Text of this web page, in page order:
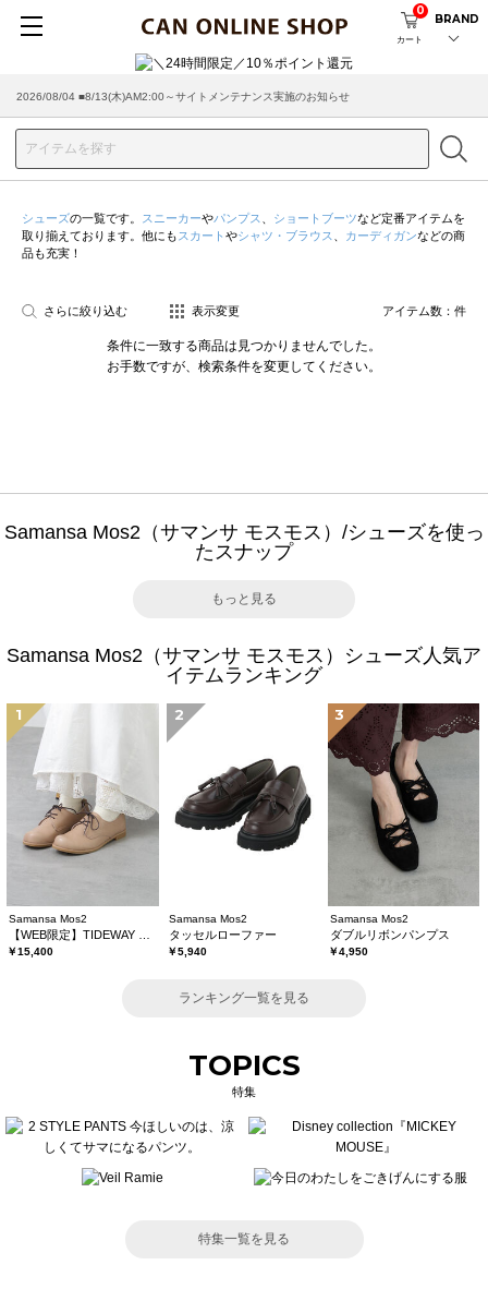
カート
0
BRAND
2026/08/04 ■8/13(木)AM2:00～サイトメンテナンス実施のお知らせ
2026/03/18 ■店舗受け取りサービスのご案内
シューズの一覧です。 スニーカーやパンプス ショートブーツなど定番アイテムを
取り揃えております。他にも スカート やシャツ・ブラウス カーディガンなどの商
品も充実！
さらに絞り込む 表示変更 アイテム数： 件
条件に一致する商品は見つかりませんでした。
お手数ですが、検索条件を変更してください。
Samansa Mos2（サマンサ モスモス）/シューズを使っ
たスナップ
もっと見る
Samansa Mos2（サマンサ モスモス）シューズ人気ア
イテムランキング
1
Samansa Mos2
￥15,400
2
Samansa Mos2
タッセルローファー
￥5,940
3
Samansa Mos2
ダブルリボンパンプス
￥4,950
ランキング一覧を見る
TOPICS
特集
特集一覧を見る